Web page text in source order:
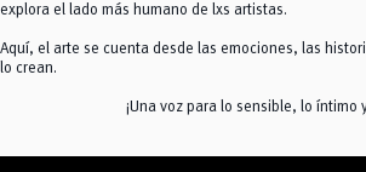
explora el lado más humano de lxs artistas.
Aquí, el arte se cuenta desde las emociones, las
lo crean.
¡Una voz para lo sensible, lo íntimo